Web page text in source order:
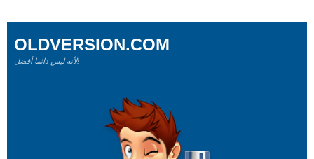
OLDVERSION.COM
لأنه ليس دائما أفضل!